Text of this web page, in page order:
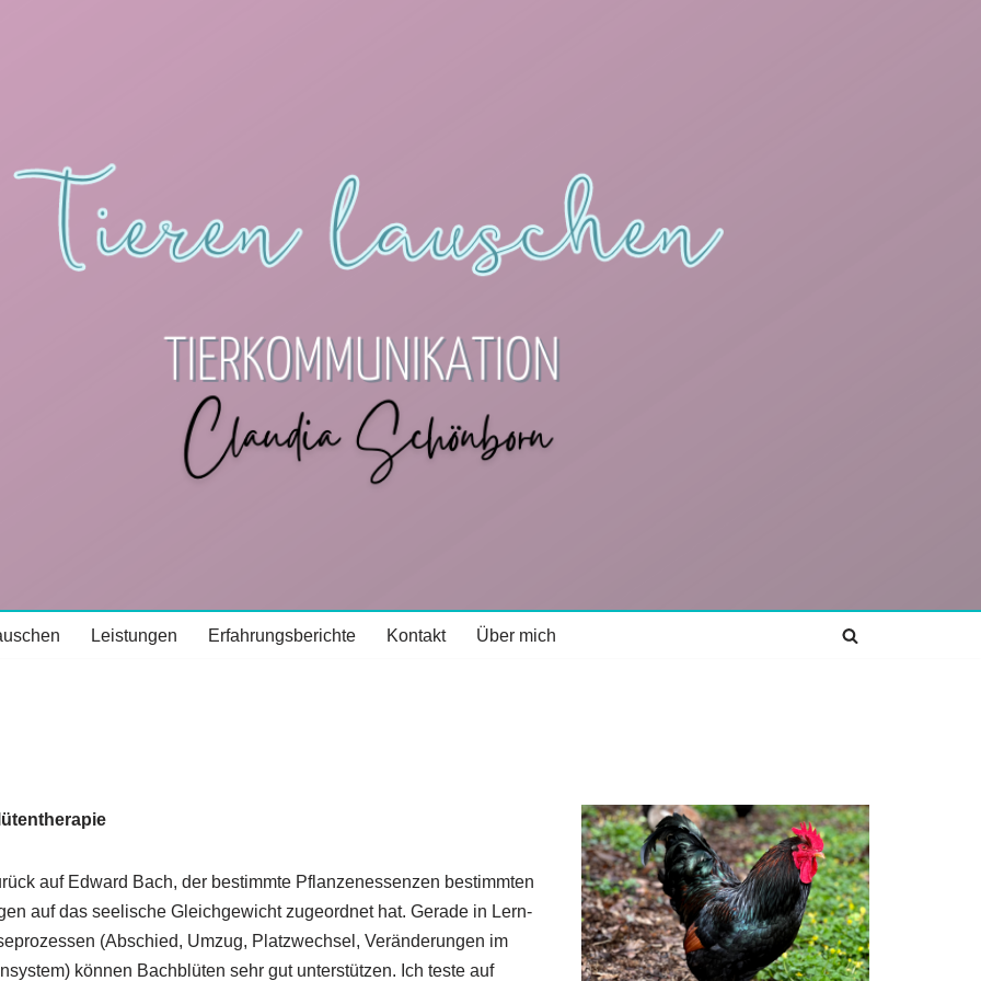
Leistungen Erfahrungsberichte Kontakt Über mich
auf Edward Bach, der bestimmte Pflanzenessenzen bestimmten
auf das seelische Gleichgewicht zugeordnet hat. Gerade in Lern-
(Abschied, Umzug, Platzwechsel, Veränderungen im
können Bachblüten sehr gut unterstützen. Ich teste auf